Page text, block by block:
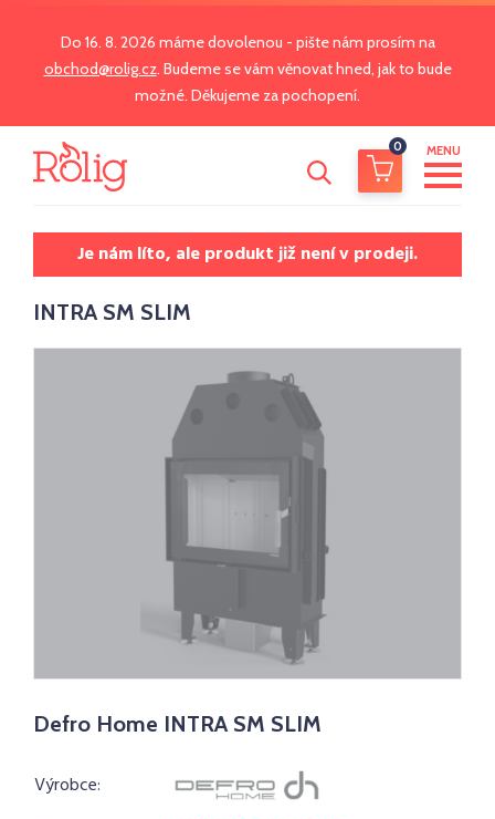
Do 16. 8. 2026 máme dovolenou - pište nám prosím na
obchod@rolig.cz. Budeme se vám věnovat hned, jak to bude
možné. Děkujeme za pochopení.
0 MENU
Je nám líto, ale produkt již není v prodeji.
INTRA SM SLIM
Defro Home INTRA SM SLIM
Výrobce: